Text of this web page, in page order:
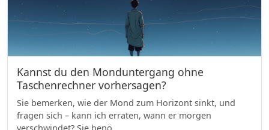
Kannst du den Monduntergang ohne
Taschenrechner vorhersagen?
Sie bemerken, wie der Mond zum Horizont sinkt, und
fragen sich – kann ich erraten, wann er morgen